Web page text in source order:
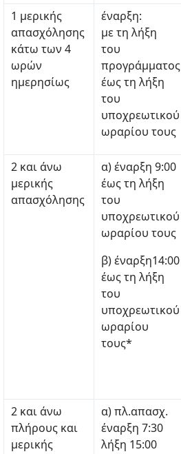
1 μερικής
απασχόλησης
κάτω των 4
ωρών
ημερησίως
έναρξη:
με τη λήξη
του
προγράμματος
έως τη λήξη
του
υποχρεωτικού
ωραρίου τους
2 και άνω
μερικής
απασχόλησης
α) έναρξη 9:00
έως τη λήξη
του
υποχρεωτικού
ωραρίου τους
β) έναρξη14:00
έως τη λήξη
του
υποχρεωτικού
ωραρίου
τους*
2 και άνω
πλήρους και
μερικής
α) πλ.απασχ.
έναρξη 7:30
λήξη 15:00